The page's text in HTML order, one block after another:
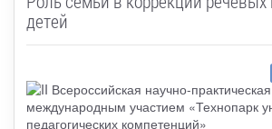
детей